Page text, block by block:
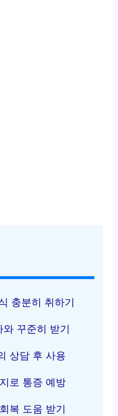
충분히 취하기
꾸준히 받기
상담 후 사용
로 통증 예방
복 도움 받기